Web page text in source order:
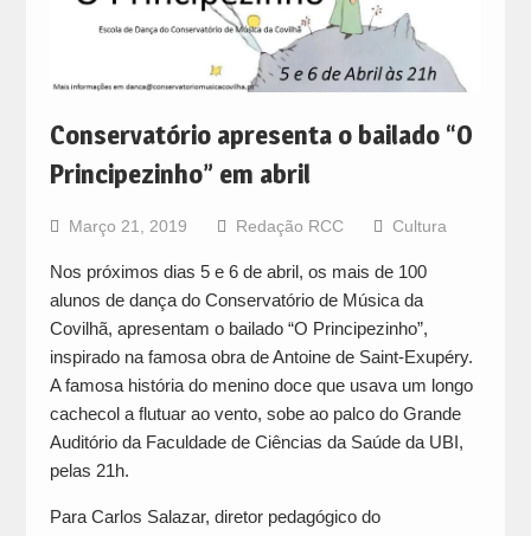
Conservatório apresenta o bailado “O
Principezinho” em abril
Março 21, 2019 Redação RCC Cultura
Nos próximos dias 5 e 6 de abril, os mais de 100
alunos de dança do Conservatório de Música da
Covilhã, apresentam o bailado “O Principezinho”,
inspirado na famosa obra de Antoine de Saint-Exupéry.
A famosa história do menino doce que usava um longo
cachecol a flutuar ao vento, sobe ao palco do Grande
Auditório da Faculdade de Ciências da Saúde da UBI,
pelas 21h.
Para Carlos Salazar, diretor pedagógico do